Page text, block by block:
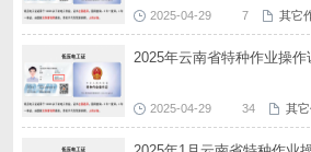
2025-04-29 7 其它
2025年云南省特种作业操
2025-04-29 34 其